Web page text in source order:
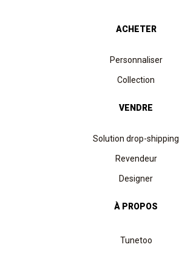
ACHETER
Personnaliser
Collection
VENDRE
Solution drop-shipping
Revendeur
Designer
À PROPOS
Tunetoo